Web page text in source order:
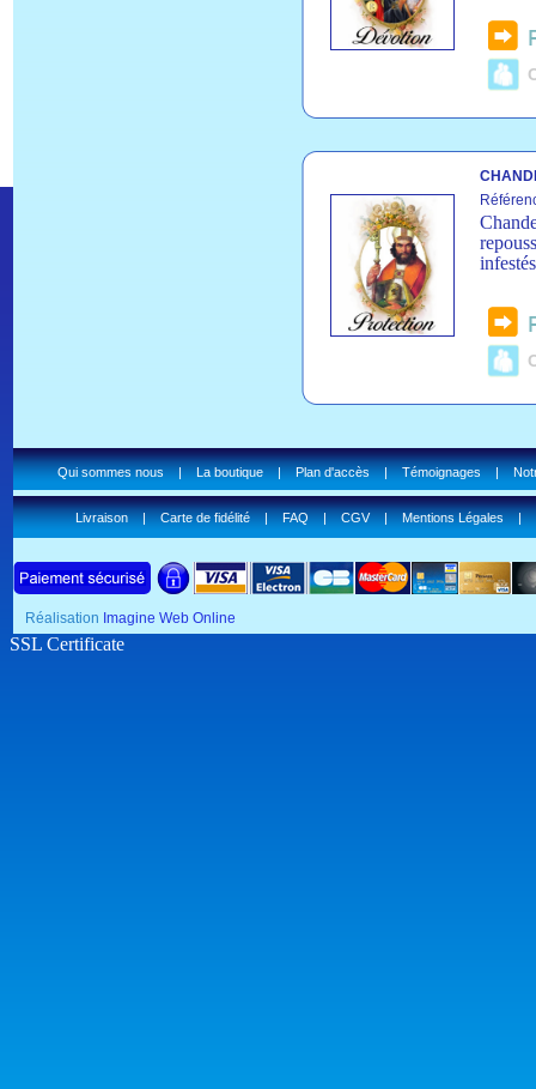
Qui sommes nous|La boutique|Plan d'accès|Témoignages|
Livraison|Carte de fidélité|FAQ|CGV|Mentions Légales|
Réalisation Imagine Web Online
SSL Certificate